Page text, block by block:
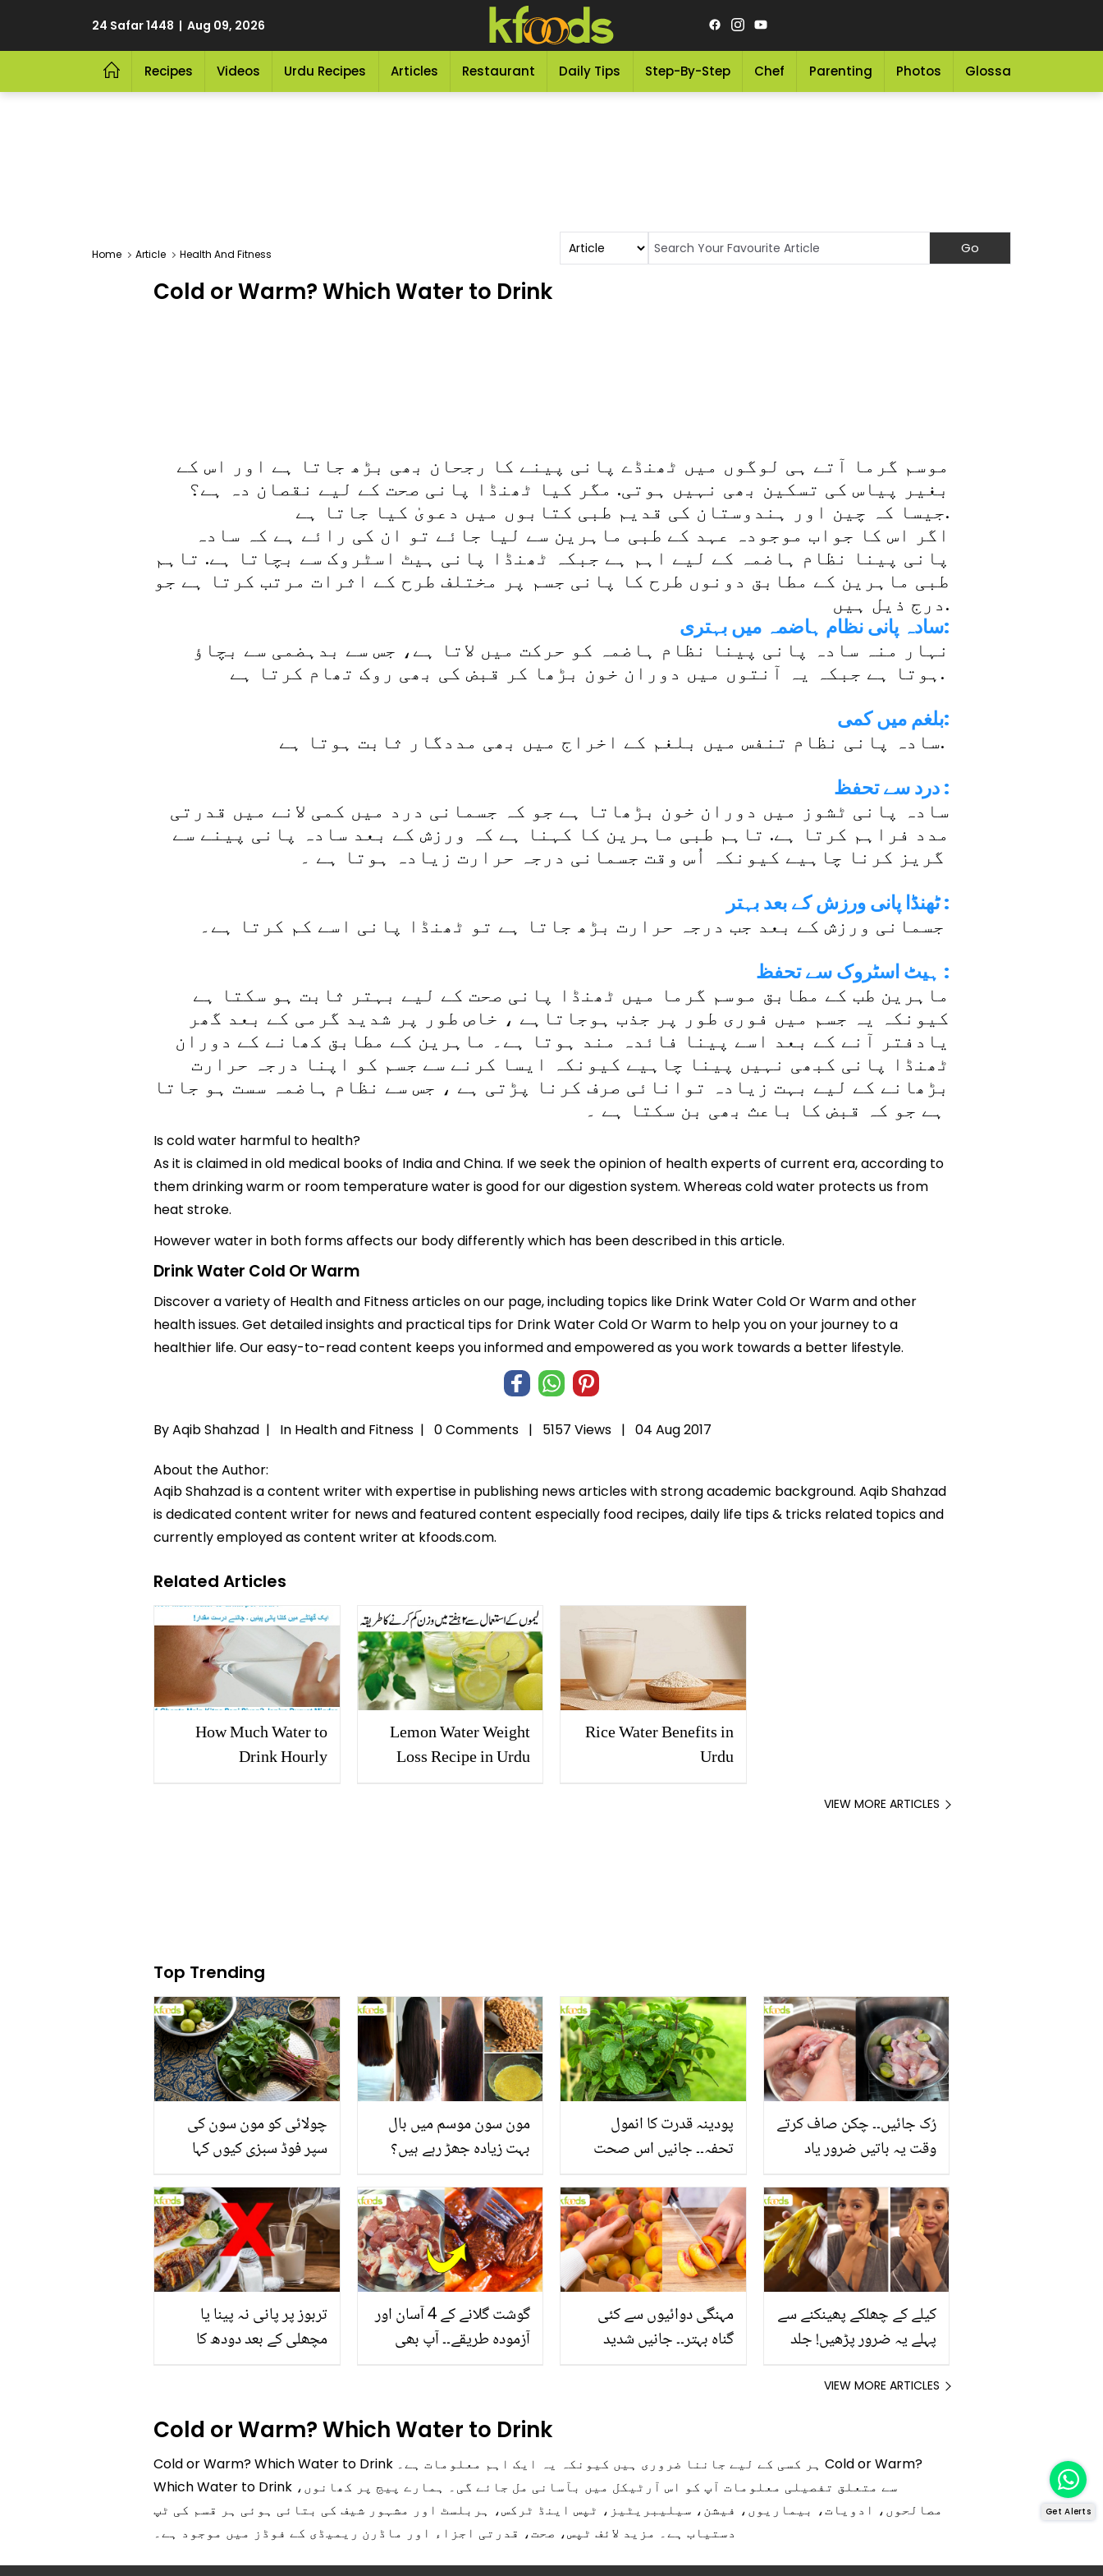
24 Safar 1448 | Aug 09, 2026
Recipes Videos Urdu Recipes Articles Restaurant Daily Tips Step-By-Step Chef Parenting Photos Glossary
Home Article Health And Fitness
Cold or Warm? Which Water to Drink
موسم گرما آتے ہی لوگوں میں ٹھنڈے پانی پینے کا رجحان بھی بڑھ جاتا ہے اور اس کے
بغیر پیاس کی تسکین بھی نہیں ہوتی. مگر کیا ٹھنڈا پانی صحت کے لیے نقصان دہ ہے؟
جیسا کہ چین اور ہندوستان کی قدیم طبی کتابوں میں دعویٰ کیا جاتا ہے.
اگر اس کا جواب موجودہ عہد کے طبی ماہرین سے لیا جائے تو ان کی رائے ہے کہ سادہ
پانی پینا نظام ہاضمہ کے لیے اہم ہے جبکہ ٹھنڈا پانی ہیٹ اسٹروک سے بچاتا ہے. تاہم
طبی ماہرین کے مطابق دونوں طرح کا پانی جسم پر مختلف طرح کے اثرات مرتب کرتا ہے جو
درج ذیل ہیں.
سادہ پانی نظام ہاضمہ میں بہتری:
نہار منہ سادہ پانی پینا نظام ہاضمہ کو حرکت میں لاتا ہے، جس سے بدہضمی سے بچاﺅ
ہوتا ہے جبکہ یہ آنتوں میں دوران خون بڑھا کر قبض کی بھی روک تھام کرتا ہے.
بلغم میں کمی:
سادہ پانی نظام تنفس میں بلغم کے اخراج میں بھی مددگار ثابت ہوتا ہے.
درد سے تحفظ :
سادہ پانی ٹشوز میں دوران خون بڑھاتا ہے جو کہ جسمانی درد میں کمی لانے میں قدرتی
مدد فراہم کرتا ہے. تاہم طبی ماہرین کا کہنا ہے کہ ورزش کے بعد سادہ پانی پینے سے
ٹھنڈا پانی ورزش کے بعد بہتر :
ہیٹ اسٹروک سے تحفظ :
ماہرین طب کے مطابق موسم گرما میں ٹھنڈا پانی صحت کے لیے بہتر ثابت ہو سکتا ہے
کیونکہ یہ جسم میں فوری طور پر جذب ہوجاتاہے ، خاص طور پر شدید گرمی کے بعد گھر
یادفتر آنے کے بعد اسے پینا فائدہ مند ہوتا ہے۔ ماہرین کے مطابق کھانے کے دوران
ٹھنڈا پانی کبھی نہیں پینا چاہیے کیونکہ ایسا کرنے سے جسم کو اپنا درجہ حرارت
بڑھانے کے لیے بہت زیادہ توانائی صرف کرنا پڑتی ہے ، جس سے نظام ہاضمہ سست ہو جاتا
Is cold water harmful to health?
As it is claimed in old medical books of India and China. If we seek the opinion of health experts of current era, according to
them drinking warm or room temperature water is good for our digestion system. Whereas cold water protects us from
heat stroke.
However water in both forms affects our body differently which has been described in this article.
Drink Water Cold Or Warm
Discover a variety of Health and Fitness articles on our page, including topics like Drink Water Cold Or Warm and other
health issues. Get detailed insights and practical tips for Drink Water Cold Or Warm to help you on your journey to a
healthier life. Our easy-to-read content keeps you informed and empowered as you work towards a better lifestyle.
By Aqib Shahzad | In Health and Fitness | 0 Comments | 5157 Views | 04 Aug 2017
About the Author:
Aqib Shahzad is a content writer with expertise in publishing news articles with strong academic background. Aqib Shahzad
is dedicated content writer for news and featured content especially food recipes, daily life tips & tricks related topics and
currently employed as content writer at kfoods.com.
Related Articles
How Much Water to
Drink Hourly
Lemon Water Weight
Loss Recipe in Urdu
Rice Water Benefits in
Urdu
VIEW MORE ARTICLES
Top Trending
چولائی کو مون سون کی
سپر فوڈ سبزی کیوں کہا
منرلز اور اینٹی آکسیڈنٹس
سے بھرپور اس سبزی کے
فائدے
مون سون موسم میں بال
بہت زیادہ جھڑ رہے ہیں؟
بنانے کے چند قدرتی طریقے
پودینہ قدرت کا انمول
تحفہ۔۔ جانیں اس صحت
انگیز طبی فوائد
رُک جائیں۔۔ چکن صاف کرتے
وقت یہ باتیں ضرور یاد
تربوز پر پانی نہ پینا یا
مچھلی کے بعد دودھ کا
حقیقت کیا ہے اور افواہ کیا؟
گوشت گلانے کے 4 آسان اور
آزمودہ طریقے۔۔ آپ بھی
مہنگی دوائیوں سے کئی
گناہ بہتر۔۔ جانیں شدید
کیلے کے چھلکے پھینکنے سے
پہلے یہ ضرور پڑھیں! جلد
اور قدرتی حل
VIEW MORE ARTICLES
Cold or Warm? Which Water to Drink
Cold or Warm? Which Water to Drink ہر کسی کے لیے جاننا ضروری ہیں کیونکہ یہ ایک اہم معلومات ہے۔ Cold or Warm?
Which Water to Drink سے متعلق تفصیلی معلومات آپ کو اس آرٹیکل میں بآسانی مل جائے گی۔ ہمارے پیج پر کھانوں،
مصالحوں، ادویات، بیماریوں، فیشن، سیلیبریٹیز، ٹپس اینڈ ٹرکس، ہربلسٹ اور مشہور شیف کی بتائی ہوئی ہر قسم کی ٹپ
دستیاب ہے۔ مزید لائف ٹپس، صحت، قدرتی اجزاء اور ماڈرن ریمیڈی کے فوڈز میں موجود ہے۔
Get Alerts